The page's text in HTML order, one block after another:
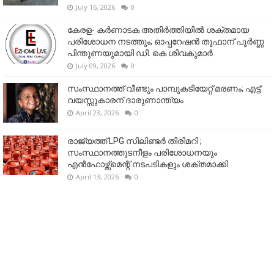
July 16, 2026 0
കേരള- കർണാടക അതിർത്തിയിൽ ശക്തമായ
പരിശോധന നടത്തും; ഓപ്പറേഷൻ തൂഫാന് പൂർണ്ണ
പിന്തുണയുമായി ഡി. കെ ശിവകുമാർ
July 09, 2026 0
സംസ്ഥാനത്ത് വീണ്ടും പാമ്പുകടിയേറ്റ് മരണം; എട്ട്
വയസ്സുകാരന് ദാരുണാന്ത്യം
April 23, 2026 0
രാജ്യത്ത് LPG സിലിണ്ടർ തിരിമറി ;
സംസ്ഥാനത്തുടനീളം പരിശോധനയും
എൻഫോഴ്സ്മെന്റ് നടപടികളും ശക്തമാക്കി
April 13, 2026 0